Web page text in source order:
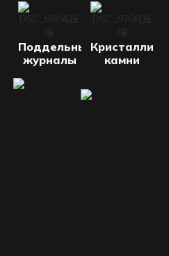
Поддельные
журналы
камни